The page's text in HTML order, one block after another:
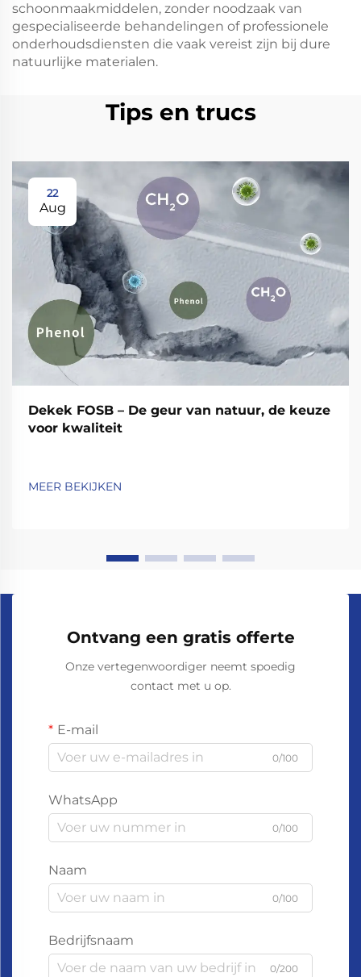
schoonmaakmiddelen, zonder noodzaak van
gespecialiseerde behandelingen of professionele
onderhoudsdiensten die vaak vereist zijn bij dure
natuurlijke materialen.
Tips en trucs
22
Aug
Dekek FOSB – De geur van natuur, de keuze
voor kwaliteit
MEER BEKIJKEN
Ontvang een gratis offerte
Onze vertegenwoordiger neemt spoedig
contact met u op.
E-mail
0/100
WhatsApp
0/100
Naam
0/100
Bedrijfsnaam
0/200